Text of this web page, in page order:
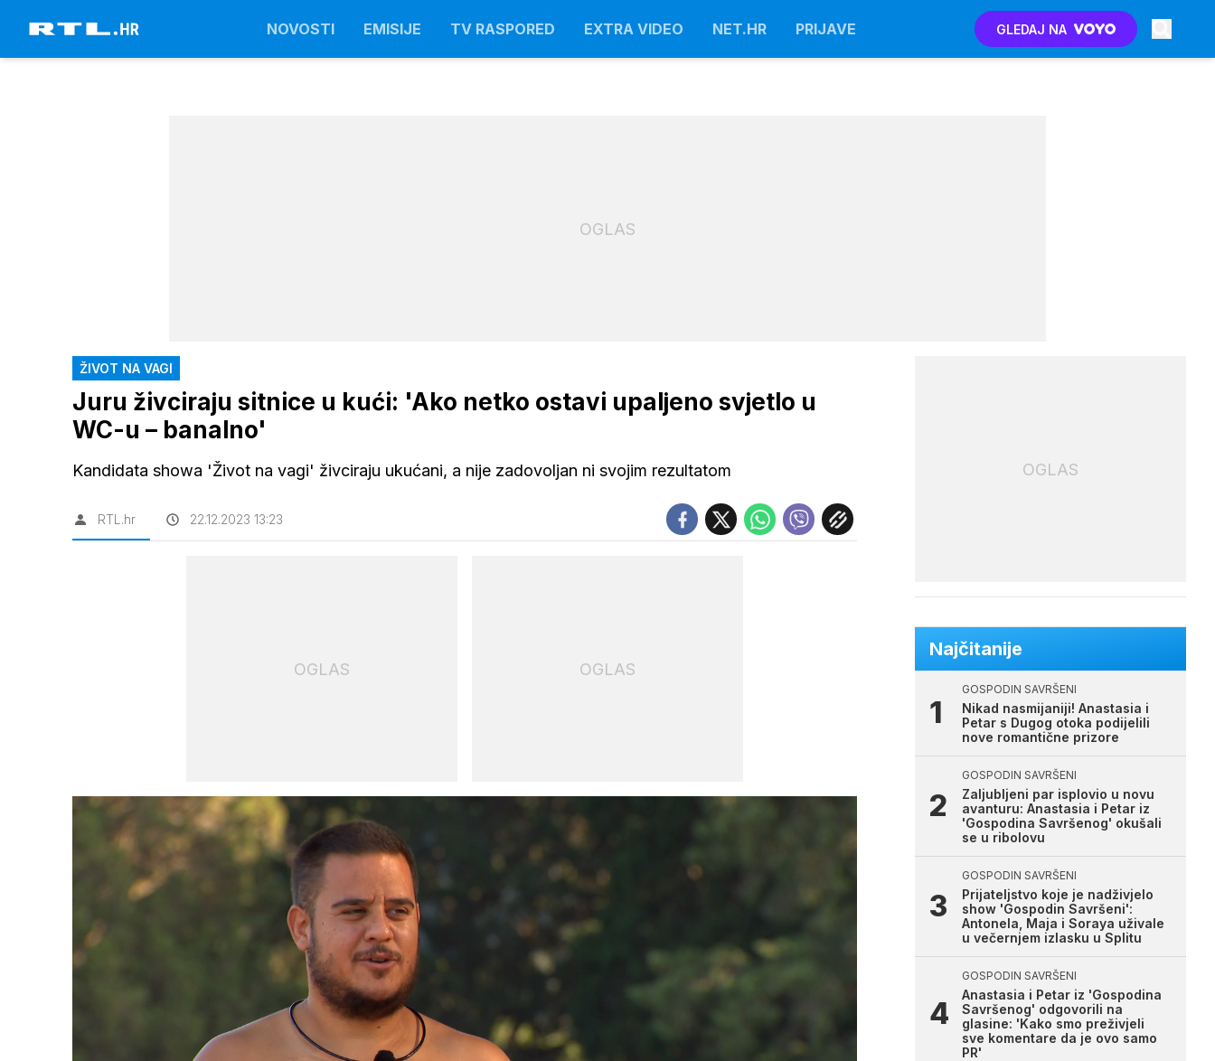
NOVOSTI EMISIJE TV RASPORED EXTRA VIDEO NET.HR PRIJAVE GLEDAJ NA
OGLAS
ŽIVOT NA VAGI
Juru živciraju sitnice u kući: 'Ako netko ostavi upaljeno svjetlo u
WC-u – banalno'
Kandidata showa 'Život na vagi' živciraju ukućani, a nije zadovoljan ni svojim rezultatom
RTL.hr 22.12.2023 13:23
OGLAS OGLAS
OGLAS
Najčitanije
GOSPODIN SAVRŠENI
Nikad nasmijaniji! Anastasia i
Petar s Dugog otoka podijelili
nove romantične prizore
GOSPODIN SAVRŠENI
Zaljubljeni par isplovio u novu
avanturu: Anastasia i Petar iz
'Gospodina Savršenog' okušali
se u ribolovu
GOSPODIN SAVRŠENI
Prijateljstvo koje je nadživjelo
show 'Gospodin Savršeni':
Antonela, Maja i Soraya uživale
u večernjem izlasku u Splitu
GOSPODIN SAVRŠENI
Anastasia i Petar iz 'Gospodina
Savršenog' odgovorili na
glasine: 'Kako smo preživjeli
sve komentare da je ovo samo
PR'